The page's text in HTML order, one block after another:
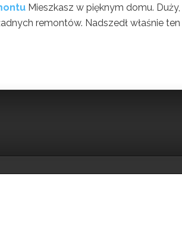
Mieszkasz w pięknym domu.
remontów. Nadszedł właśnie ten